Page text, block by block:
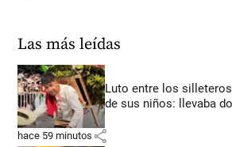
Las más leídas
Luto entre los
de sus niños: llevaba
hace 59 minutos share